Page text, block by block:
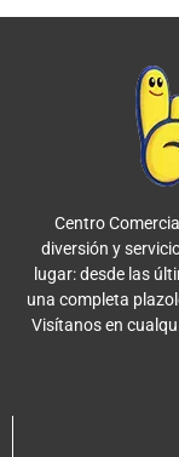
Centro
diversión y
lugar: desde las
una completa
Visítanos en